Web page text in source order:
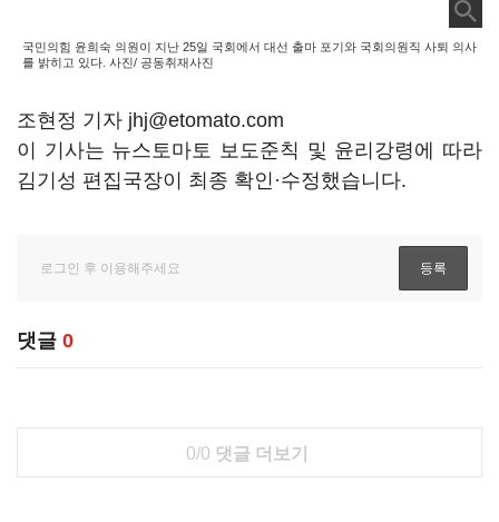
국민의힘 윤희숙 의원이 지난 25일 국회에서 대선 출마 포기와 국회의원직 사퇴 의사
를 밝히고 있다. 사진/ 공동취재사진
조현정 기자 jhj@etomato.com
이 기사는 뉴스토마토 보도준칙 및 윤리강령에 따라
김기성 편집국장이 최종 확인·수정했습니다.
댓글 0
0/0 댓글 더보기